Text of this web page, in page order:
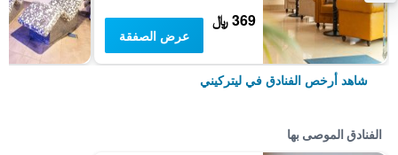
369 ﷼
عرض الصفقة
شاهد أرخص الفنادق في ليتركيني
الفنادق الموصى بها